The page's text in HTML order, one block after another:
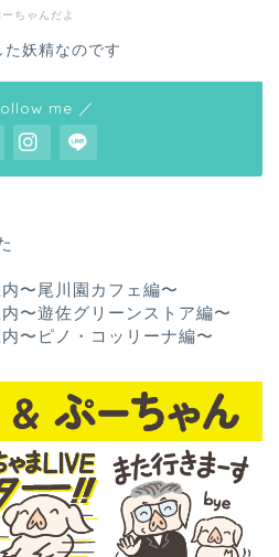
ーちゃんだよ
妖精なのです
me ／
〜尾川園カフェ編〜
〜遊佐グリーンストア編〜
〜ピノ・コッリーナ編〜
ホーム
お問い合わせ